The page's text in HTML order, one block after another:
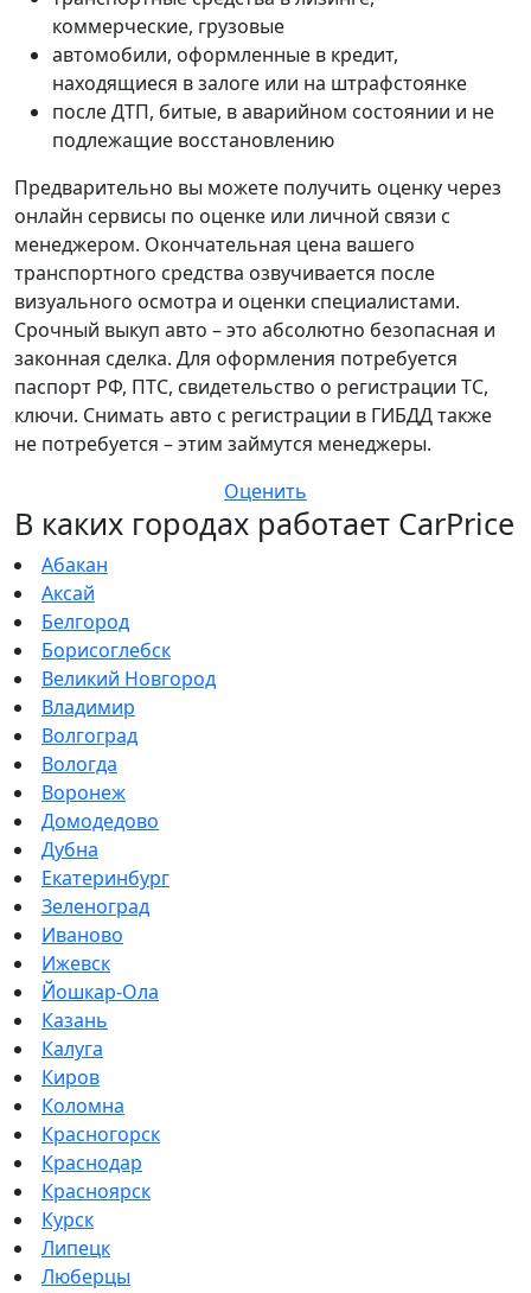
коммерческие, грузовые
автомобили, оформленные в кредит,
находящиеся в залоге или на штрафстоянке
после ДТП, битые, в аварийном состоянии и не
подлежащие восстановлению
Предварительно вы можете получить оценку через
онлайн сервисы по оценке или личной связи с
менеджером. Окончательная цена вашего
транспортного средства озвучивается после
визуального осмотра и оценки специалистами.
Срочный выкуп авто – это абсолютно безопасная и
законная сделка. Для оформления потребуется
паспорт РФ, ПТС, свидетельство о регистрации ТС,
ключи. Снимать авто с регистрации в ГИБДД также
не потребуется – этим займутся менеджеры.
Оценить
В каких городах работает CarPrice
Абакан
Аксай
Белгород
Борисоглебск
Великий Новгород
Владимир
Волгоград
Вологда
Воронеж
Домодедово
Дубна
Екатеринбург
Зеленоград
Иваново
Ижевск
Йошкар-Ола
Казань
Калуга
Киров
Коломна
Красногорск
Краснодар
Красноярск
Курск
Липецк
Люберцы